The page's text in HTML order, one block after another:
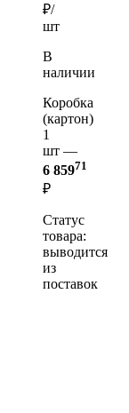
₽/
шт
В
наличии
Коробка
(картон)
1
шт —
6 85971
₽
Статус
товара:
выводится
из
поставок